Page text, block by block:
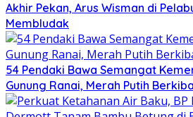
Akhir Pekan, Arus Wisman di
Membludak
54 Pendaki Bawa Semangat
Gunung Ranai, Merah Putih